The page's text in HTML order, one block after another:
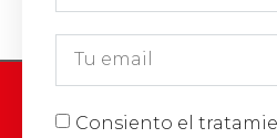
Consiento el